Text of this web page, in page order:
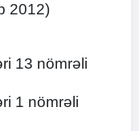
2012)
13 nömrəli
1 nömrəli